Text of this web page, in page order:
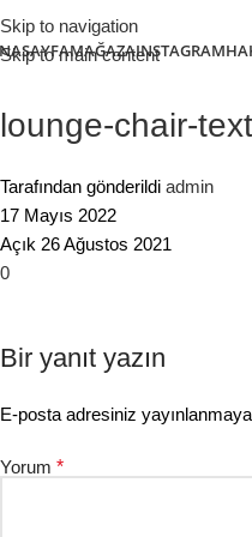
Skip to navigation
Skip to main content
MAĞAZAINSTAGRAM
lounge-chair-
Tarafından gönderildi admin
17 Mayıs 2022
Açık 26 Ağustos 2021
0
Bir yanıt yazın
E-posta adresiniz
Yorum *